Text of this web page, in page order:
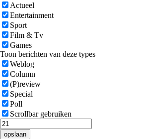
Actueel
Entertainment
Sport
Film & Tv
Games
Toon berichten van deze types
Weblog
Column
(P)review
Special
Poll
Scrollbar gebruiken
opslaan